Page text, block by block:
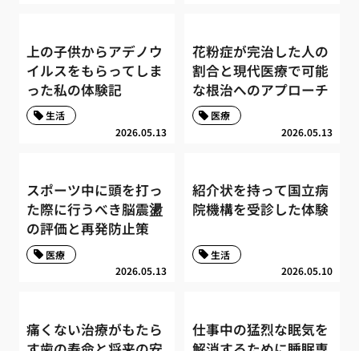
上の子供からアデノウ
イルスをもらってしま
った私の体験記
2026.05.13
生活
花粉症が完治した人の
割合と現代医療で可能
な根治へのアプローチ
2026.05.13
医療
スポーツ中に頭を打っ
た際に行うべき脳震盪
の評価と再発防止策
2026.05.13
医療
紹介状を持って国立病
院機構を受診した体験
2026.05.10
生活
痛くない治療がもたら
仕事中の猛烈な眠気を